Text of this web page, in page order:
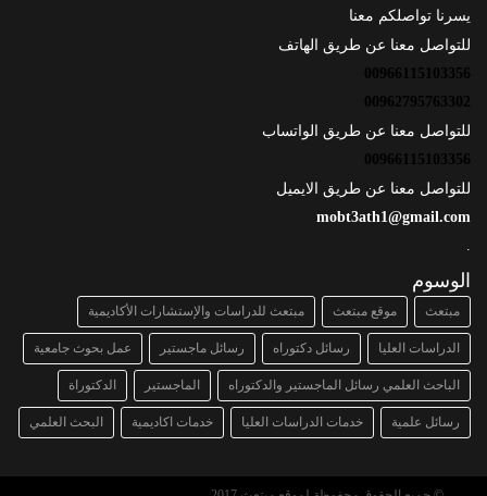
يسرنا تواصلكم معنا
للتواصل معنا عن طريق الهاتف
00966115103356
00962795763302
للتواصل معنا عن طريق الواتساب
00966115103356
للتواصل معنا عن طريق الايميل
mobt3ath1@gmail.com
الوسوم
مبتعث موقع مبتعث مبتعث للدراسات والإستشارات الأكاديمية
الدراسات العليا رسائل دكتوراه رسائل ماجستير عمل بحوث جامعية
الباحث العلمي رسائل الماجستير والدكتوراه الماجستير الدكتوراة
رسائل علمية خدمات الدراسات العليا خدمات اكاديمية البحث العلمي